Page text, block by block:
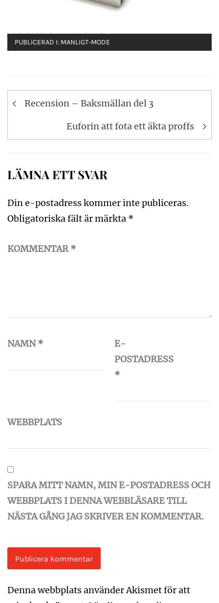
PUBLICERAD I: MANLIGT-MODE
Inläggsnavigering
Recension – Baksmällan del 3
Euforin att fota ett äkta proffs
LÄMNA ETT SVAR
Din e-postadress kommer inte publiceras.
Obligatoriska fält är märkta *
KOMMENTAR*
NAMN*
E-
POSTADRESS
*
WEBBPLATS
SPARA MITT NAMN, MIN E-POSTADRESS OCH
WEBBPLATS I DENNA WEBBLÄSARE TILL
NÄSTA GÅNG JAG SKRIVER EN KOMMENTAR.
Denna webbplats använder Akismet för att